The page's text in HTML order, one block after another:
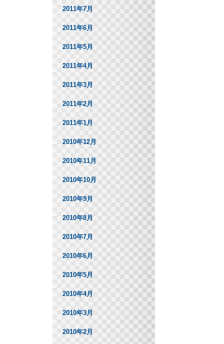
2011年7月
2011年6月
2011年5月
2011年4月
2011年3月
2011年2月
2011年1月
2010年12月
2010年11月
2010年10月
2010年9月
2010年8月
2010年7月
2010年6月
2010年5月
2010年4月
2010年3月
2010年2月